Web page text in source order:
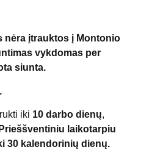
nėra įtrauktos į Montonio
vykdomas per
siunta.
iki 10 darbo dienų,
Prieššventiniu laikotarpiu
30 kalendorinių dienų.